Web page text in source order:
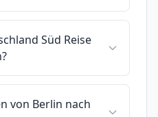
Süd Reise
von Berlin nach